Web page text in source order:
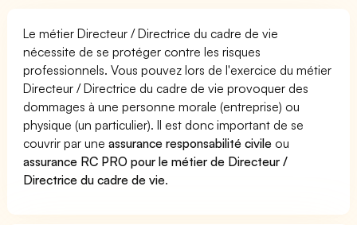
Le métier Directeur / Directrice du cadre de vie
nécessite de se protéger contre les risques
professionnels. Vous pouvez lors de l'exercice du métier
Directeur / Directrice du cadre de vie provoquer des
dommages à une personne morale (entreprise) ou
physique (un particulier). Il est donc important de se
couvrir par uneassurance responsabilité civile ou
assurance RC PRO pour le métier de Directeur /
Directrice du cadre de vie.